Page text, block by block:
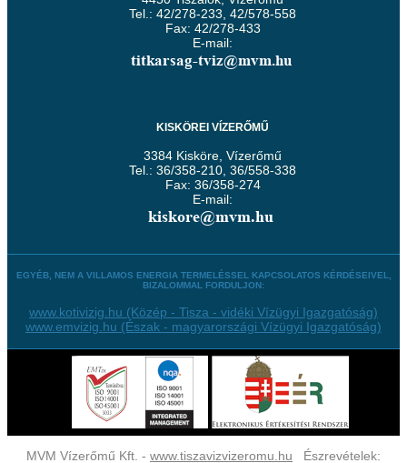
Tel.: 42/278-233, 42/578-558
Fax: 42/278-433
E-mail:
KISKÖREI VÍZERŐMŰ
3384 Kisköre, Vízerőmű
Tel.: 36/358-210, 36/558-338
Fax: 36/358-274
E-mail:
EGYÉB, NEM A VILLAMOS ENERGIA TERMELÉSSEL KAPCSOLATOS KÉRDÉSEIVEL,
BIZALOMMAL FORDULJON:
www.kotivizig.hu (Közép - Tisza - vidéki Vízügyi Igazgatóság)
www.emvizig.hu (Észak - magyarországi Vízügyi Igazgatóság)
MVM Vízerőmű Kft. - www.tiszavizvizeromu.hu Észrevételek: